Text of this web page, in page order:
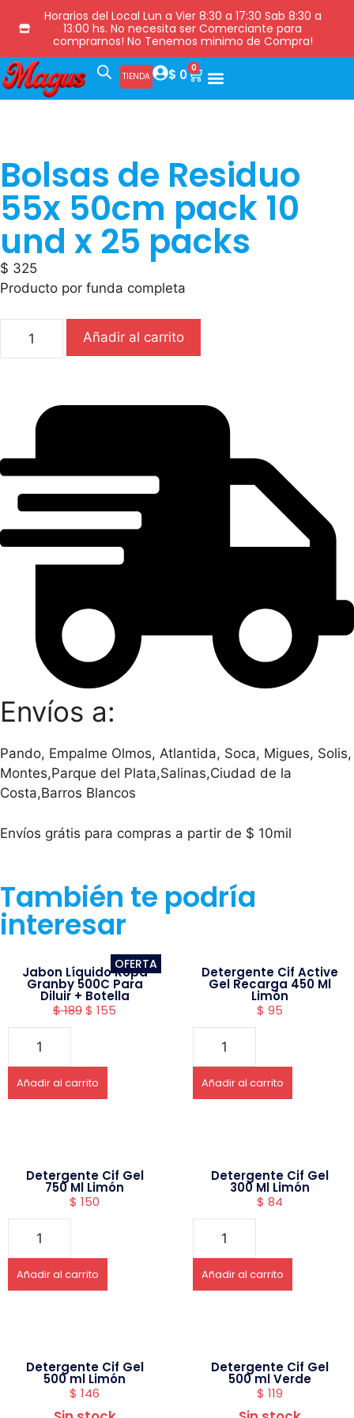
Horarios del Local Lun a Vier 8:30 a 17:30 Sab 8:30 a
13:00 hs. No necesita ser Comerciante para
comprarnos! No Tenemos minimo de Compra!
TIENDA $ 0 0
Bolsas de Residuo
55x 50cm pack 10
und x 25 packs
$ 325
Producto por funda completa
Añadir al carrito
Envíos a:
Pando, Empalme Olmos, Atlantida, Soca, Migues, Solis,
Montes,Parque del Plata,Salinas,Ciudad de la
Costa,Barros Blancos
Envíos grátis para compras a partir de $ 10mil
También te podría
interesar
OFERTA
Jabon Líquido Ropa
Granby 500C Para
Diluir + Botella
$189$ 155
Añadir al carrito
Detergente Cif Active
Gel Recarga 450 Ml
Limón
$ 95
Añadir al carrito
Detergente Cif Gel
750 Ml Limón
$ 150
Añadir al carrito
Detergente Cif Gel
300 Ml Limón
$ 84
Añadir al carrito
Detergente Cif Gel
500 ml Limón
$ 146
Detergente Cif Gel
500 ml Verde
$ 119